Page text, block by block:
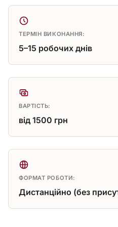
ТЕРМІН ВИКОНАННЯ:
5–15 робочих днів
ВАРТІСТЬ:
від 1500 грн
ФОРМАТ РОБОТИ:
Дистанційно (без